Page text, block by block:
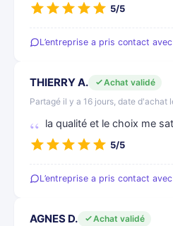
5/5
L’entreprise a pris contact
THIERRY A.
Achat validé
Partagé il y a 16 jours, date d'achat
la qualité et le choix me
5/5
L’entreprise a pris contact
AGNES D.
Achat validé